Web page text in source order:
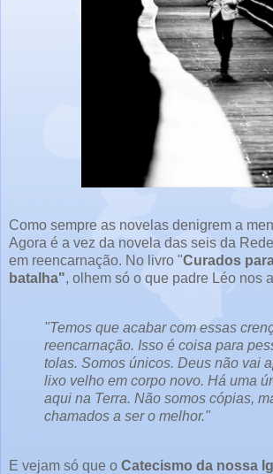
Como sempre as novelas denigrem a
Agora é a vez da novela das seis da
em reencarnação. No livro "Curados
batalha", olhem só o que padre Léo nos
"Temos que acabar com essas
reencarnação. Isso é coisa para
tolas. Somos únicos. Deus não vai
lixo velho em corpo novo. Há uma
aqui na Terra. Não somos cópias,
chamados a ser o melhor."
E vejam só que o Catecismo da nossa